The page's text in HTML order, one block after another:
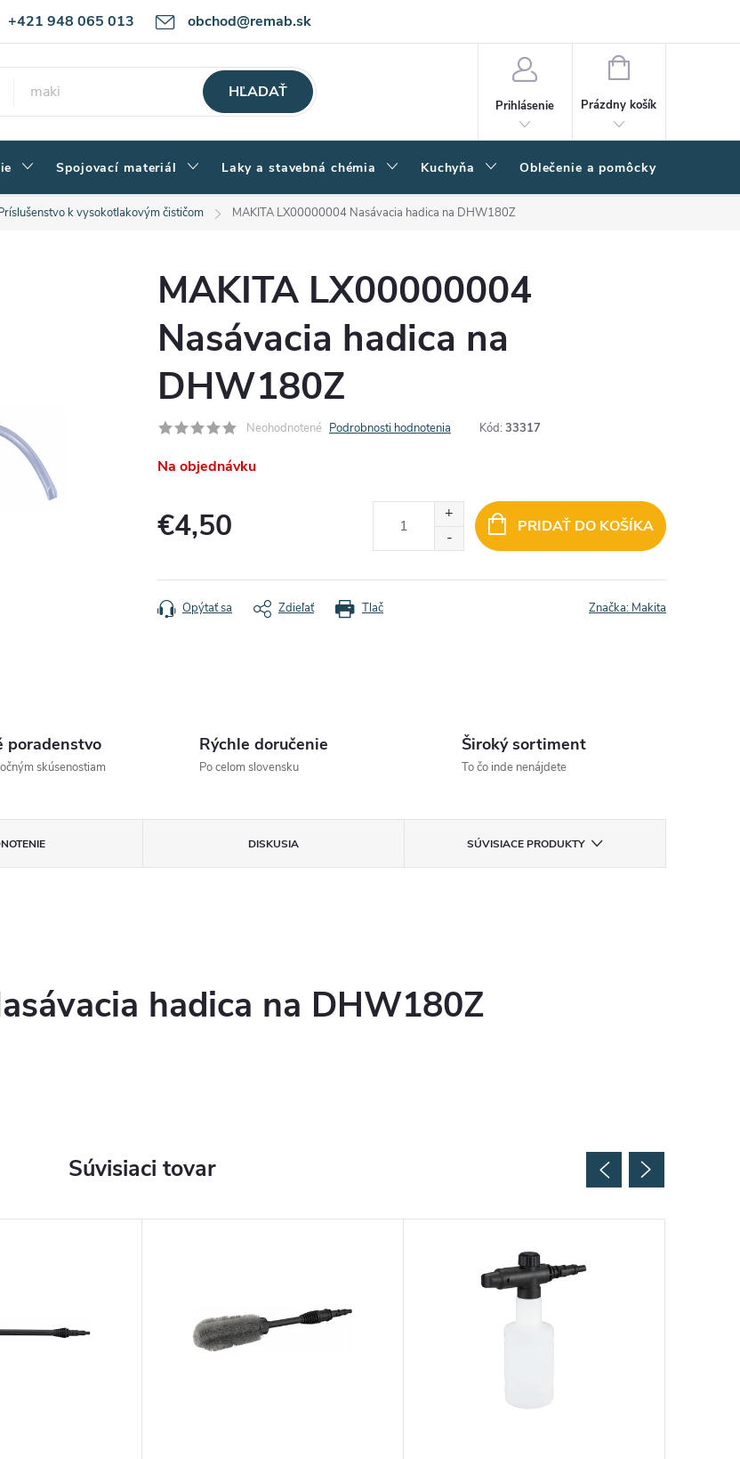
+421 948 065 013 obchod@remab.sk
ochrany osobných údajov Ako nakupovať
HĽADAŤ
Prihlásenie
NÁKUPNÝ
Prázdny košík
Spojovací materiál Laky a stavebná chémia Kuchyňa Oblečenie a pomôcky
k vysokotlakovým čističom MAKITA LX00000004 Nasávacia hadica na DHW180Z
MAKITA LX00000004
Nasávacia hadica na
DHW180Z
Neohodnotené Podrobnosti hodnotenia Kód: 33317
Na objednávku
€4,50 PRIDAŤ DO KOŠÍKA
Tlač
Opýtať sa Zdieľať Značka: Makita
poradenstvo
skúsenostiam
Rýchle doručenie
Po celom slovensku
Široký sortiment
To čo inde nenájdete
DISKUSIA SÚVISIACE PRODUKTY
hadica na DHW180Z
Súvisiaci tovar